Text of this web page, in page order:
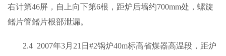
右计第46屏，自上向下第6根，距炉后墙约700mm处，螺旋
鳍片管鳍片根部泄漏。
2.4 2007年3月21日#2锅炉40m标高省煤器高温段，距炉